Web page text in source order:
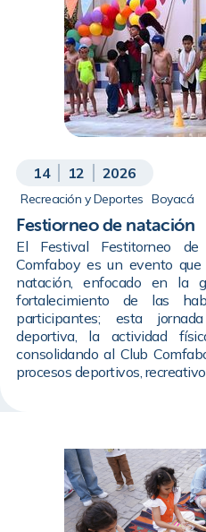
14 12 2026
Recreación y Deportes Boyacá
Festiorneo de natación
El Festival Festitorneo
Comfaboy es un evento
natación, enfocado en la
fortalecimiento de las
participantes; esta
deportiva, la actividad
consolidando al Club
procesos deportivos,